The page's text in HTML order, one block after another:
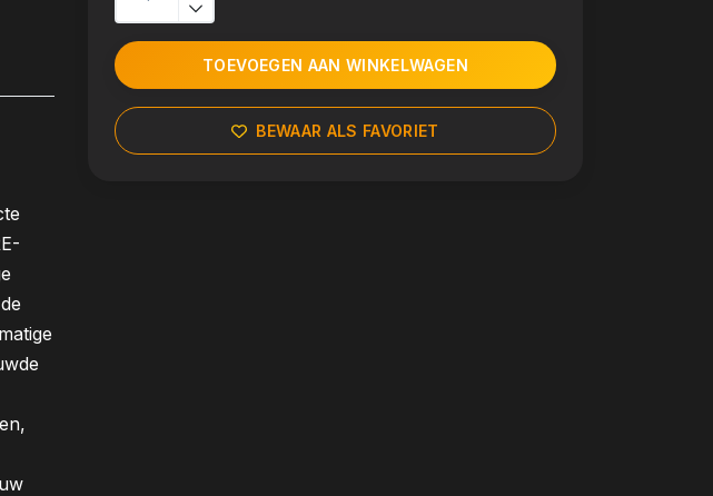
TOEVOEGEN AAN WINKELWAGEN
BEWAAR ALS FAVORIET